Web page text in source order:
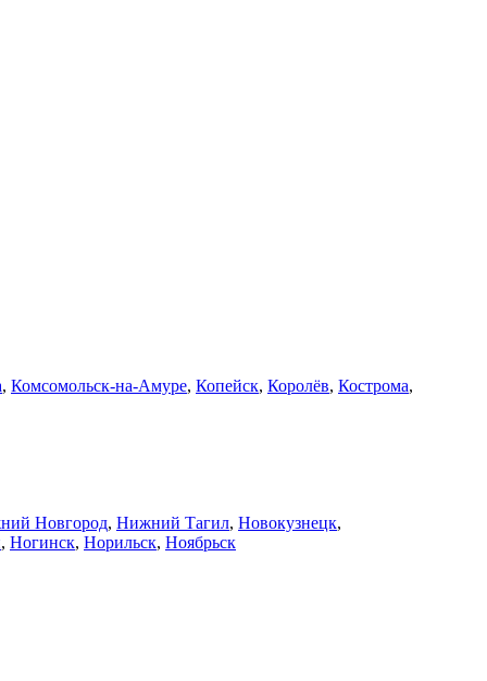
, Комсомольск-на-Амуре, Копейск, Королёв, Кострома,
Новгород, Нижний Тагил, Новокузнецк,
, Ногинск, Норильск, Ноябрьск